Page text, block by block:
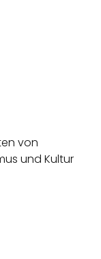
von
und Kultur